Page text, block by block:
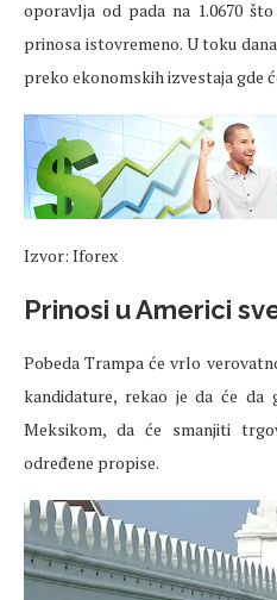
oporavlja od pada na 1.0670
prinosa istovremeno. U toku
preko ekonomskih izvestaja gde
Izvor: Iforex
Prinosi u Americi
Pobeda Trampa će vrlo
kandidature, rekao je da će da
Meksikom, da će smanjiti
određene propise.